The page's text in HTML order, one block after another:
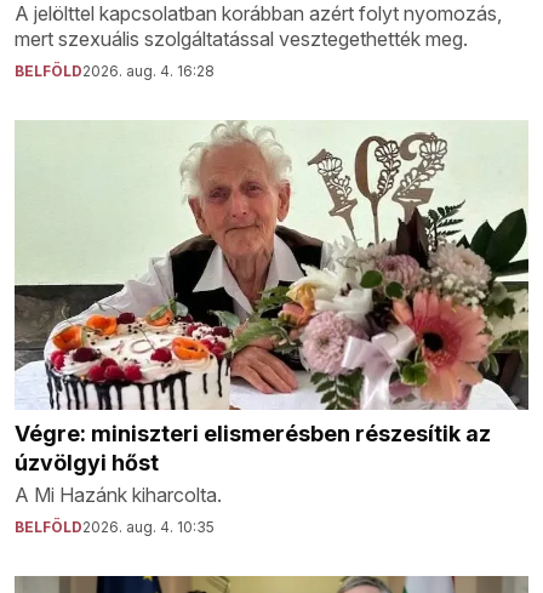
A jelölttel kapcsolatban korábban azért folyt nyomozás,
mert szexuális szolgáltatással vesztegethették meg.
BELFÖLD2026. aug. 4. 16:28
Végre: miniszteri elismerésben részesítik az
úzvölgyi hőst
A Mi Hazánk kiharcolta.
BELFÖLD2026. aug. 4. 10:35